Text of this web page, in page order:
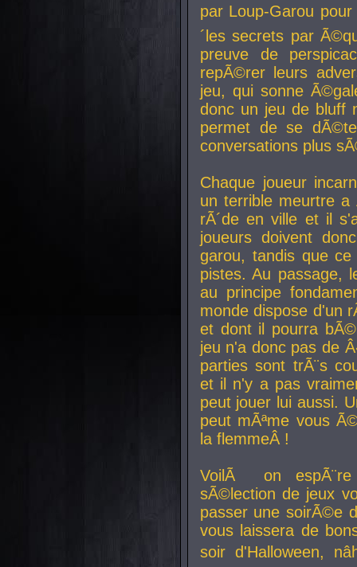
par Loup-Garou
´les secrets par
preuve de
repÃ©rer leurs
jeu, qui sonne
donc un jeu de bluff
permet de se
conversations plus
Chaque joueur
un terrible meurtre
rÃ´de en ville et il
joueurs doivent
garou, tandis que
pistes. Au passage,
au principe
monde dispose d'un
et dont il pourra
jeu n'a donc pas de
parties sont trÃ¨s
et il n'y a pas
peut jouer lui aussi.
peut mÃªme vous
la flemmeÂ !
VoilÃ on
sÃ©lection de jeux
passer une soirÃ©e
vous laissera de
soir d'Halloween,